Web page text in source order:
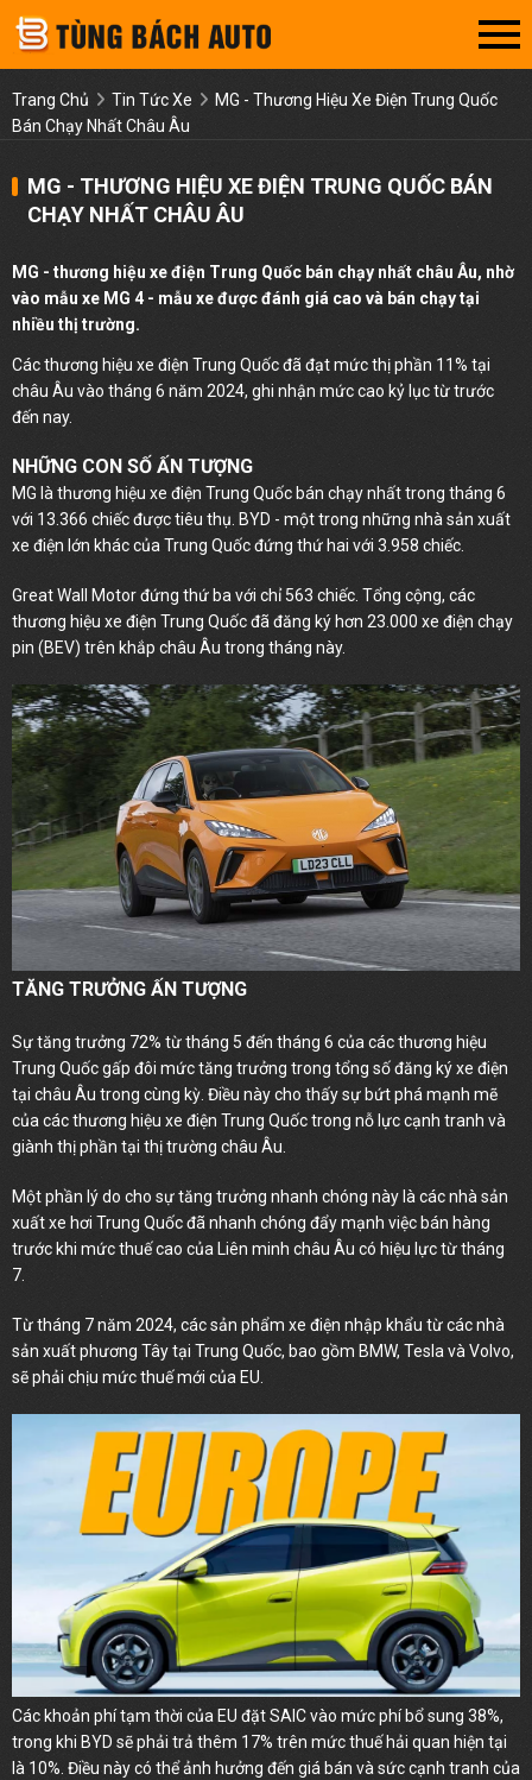
Trang Chủ Tin Tức Xe
MG - Thương Hiệu Xe Điện Trung Quốc
Bán Chạy Nhất Châu Âu
MG - THƯƠNG HIỆU XE ĐIỆN TRUNG QUỐC BÁN
CHẠY NHẤT CHÂU ÂU
MG - thương hiệu xe điện Trung Quốc bán chạy nhất châu Âu, nhờ
vào mẫu xe MG 4 - mẫu xe được đánh giá cao và bán chạy tại
nhiều thị trường.
Các thương hiệu xe điện Trung Quốc đã đạt mức thị phần 11% tại
châu Âu vào tháng 6 năm 2024, ghi nhận mức cao kỷ lục từ trước
đến nay.
NHỮNG CON SỐ ẤN TƯỢNG
MG là thương hiệu xe điện Trung Quốc bán chạy nhất trong tháng 6
với 13.366 chiếc được tiêu thụ. BYD - một trong những nhà sản xuất
xe điện lớn khác của Trung Quốc đứng thứ hai với 3.958 chiếc.
Great Wall Motor đứng thứ ba với chỉ 563 chiếc. Tổng cộng, các
thương hiệu xe điện Trung Quốc đã đăng ký hơn 23.000 xe điện chạy
pin (BEV) trên khắp châu Âu trong tháng này.
TĂNG TRƯỞNG ẤN TƯỢNG
Sự tăng trưởng 72% từ tháng 5 đến tháng 6 của các thương hiệu
Trung Quốc gấp đôi mức tăng trưởng trong tổng số đăng ký xe điện
tại châu Âu trong cùng kỳ. Điều này cho thấy sự bứt phá mạnh mẽ
của các thương hiệu xe điện Trung Quốc trong nỗ lực cạnh tranh và
giành thị phần tại thị trường châu Âu.
Một phần lý do cho sự tăng trưởng nhanh chóng này là các nhà sản
xuất xe hơi Trung Quốc đã nhanh chóng đẩy mạnh việc bán hàng
trước khi mức thuế cao của Liên minh châu Âu có hiệu lực từ tháng
7.
Từ tháng 7 năm 2024, các sản phẩm xe điện nhập khẩu từ các nhà
sản xuất phương Tây tại Trung Quốc, bao gồm BMW, Tesla và Volvo,
sẽ phải chịu mức thuế mới của EU.
Các khoản phí tạm thời của EU đặt SAIC vào mức phí bổ sung 38%,
trong khi BYD sẽ phải trả thêm 17% trên mức thuế hải quan hiện tại
là 10%. Điều này có thể ảnh hưởng đến giá bán và sức cạnh tranh của